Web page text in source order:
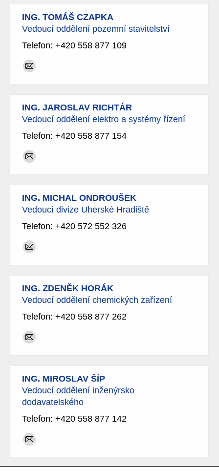
ING. TOMÁŠ CZAPKA
Vedoucí oddělení pozemní stavitelství
Telefon: +420 558 877 109
E-
ING. JAROSLAV RICHTÁR
Vedoucí oddělení elektro a systémy řízení
Telefon: +420 558 877 154
E-
ING. MICHAL ONDROUŠEK
Vedoucí divize Uherské Hradiště
Telefon: +420 572 552 326
E-
ING. ZDENĚK HORÁK
Vedoucí oddělení chemických zařízení
Telefon: +420 558 877 262
E-
ING. MIROSLAV ŠÍP
Vedoucí oddělení inženýrsko
dodavatelského
Telefon: +420 558 877 142
E-